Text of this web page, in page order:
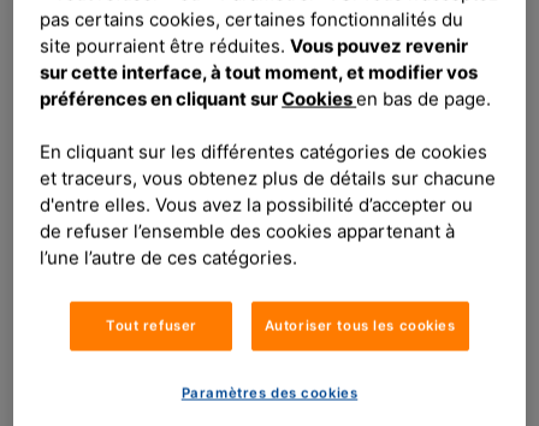
objets connectés, smart building, ... - au service des
entreprises du groupe Groupama et les transforme en
solutions métiers innovantes pour apporter de la valeur
ajoutée à ses 12 millions de sociétaires et clients.
Découvrir
pas certains cookies, certaines fonctionnalités du
site pourraient être réduites.Vous pouvez revenir
sur cette interface, à tout moment, et modifier vos
préférences en cliquant surCookiesen bas de page.
En cliquant sur les différentes catégories de cookies
et traceurs, vous obtenez plus de détails sur chacune
d'entre elles. Vous avez la possibilité d’accepter ou
de refuser l’ensemble des cookies appartenant à
l’une l’autre de ces catégories.
Tout refuser Autoriser tous les cookies
Paramètres des cookies